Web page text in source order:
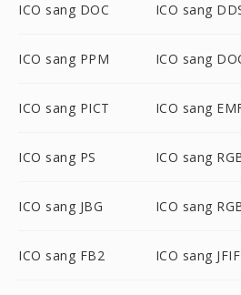
ICO sang DOC ICO sang
ICO sang PPM ICO sang
ICO sang PICT ICO sang
ICO sang PS ICO sang
ICO sang JBG ICO sang
ICO sang FB2 ICO sang JFIF